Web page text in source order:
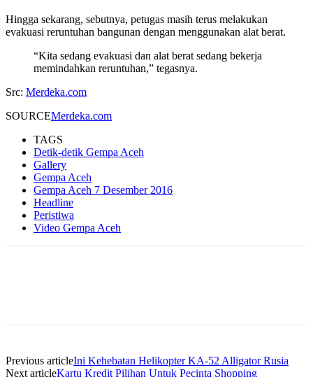
Hingga sekarang, sebutnya, petugas masih terus melakukan
evakuasi reruntuhan bangunan dengan menggunakan alat berat.
“Kita sedang evakuasi dan alat berat sedang bekerja
memindahkan reruntuhan,” tegasnya.
Src: Merdeka.com
SOURCEMerdeka.com
TAGS
Detik-detik Gempa Aceh
Gallery
Gempa Aceh
Gempa Aceh 7 Desember 2016
Headline
Peristiwa
Video Gempa Aceh
Previous articleIni Kehebatan Helikopter KA-52 Alligator Rusia
Next articleKartu Kredit Pilihan Untuk Pecinta Shopping